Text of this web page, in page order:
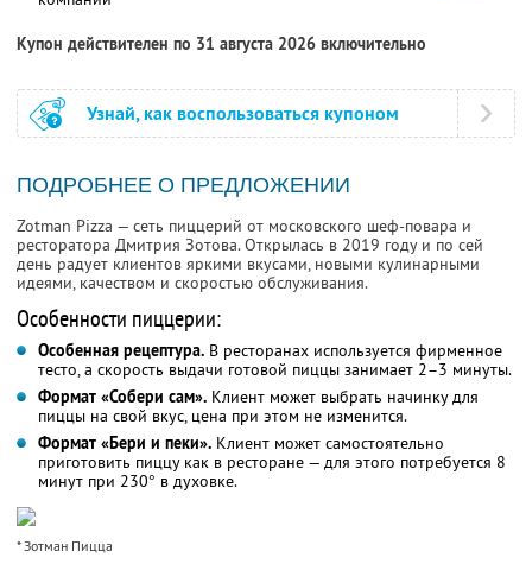
Купон действителен по 31 августа 2026 включительно
Узнай, как воспользоваться купоном
ПОДРОБНЕЕ О ПРЕДЛОЖЕНИИ
Zotman Pizza — сеть пиццерий от московского шеф-повара и
ресторатора Дмитрия Зотова. Открылась в 2019 году и по сей
день радует клиентов яркими вкусами, новыми кулинарными
идеями, качеством и скоростью обслуживания.
Особенности пиццерии:
Особенная рецептура. В ресторанах используется фирменное
тесто, а скорость выдачи готовой пиццы занимает 2–3 минуты.
Формат «Собери сам». Клиент может выбрать начинку для
пиццы на свой вкус, цена при этом не изменится.
Формат «Бери и пеки». Клиент может самостоятельно
приготовить пиццу как в ресторане — для этого потребуется 8
минут при 230° в духовке.
* Зотман Пицца